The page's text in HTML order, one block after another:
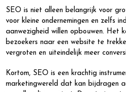
SEO is niet alleen belangrijk voor
voor kleine ondernemingen en zelfs
aanwezigheid willen opbouwen. Het
bezoekers naar een website te
vergroten en uiteindelijk meer
Kortom, SEO is een krachtig
marketingwereld dat kan bijdragen